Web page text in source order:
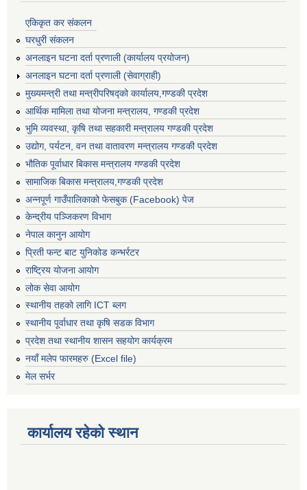
एकिकृत कर संकलन
घरधुरी संकलन
अनलाइन घटना दर्ता प्रणाली (कार्यालय प्रयोजन)
अनलाइन घटना दर्ता प्रणाली (सेवाग्राही)
मुख्यमन्त्री तथा मन्त्रीपरिषद्को कार्यालय,गण्डकी प्रदेश
आर्थिक मामिला तथा योजना मन्त्रालय, गण्डकी प्रदेश
भुमि व्यवस्था, कृषि तथा सहकारी मन्त्रालय गण्डकी प्रदेश
उद्योग, पर्यटन, वन तथा वातावरण मन्त्रालय गण्डकी प्रदेश
भौतिक पूर्वाधार बिकास मन्त्रालय गण्डकी प्रदेश
सामाजिक बिकास मन्त्रालय,गण्डकी प्रदेश
अन्नपूर्ण गाउँपालिकाको फेसबुक (Facebook) पेज
केन्द्रीय पञ्जिकरण विभाग
नेपाल कानुन आयोग
प्रिती फन्ट बाट युनिकोड कन्भर्रटर
राष्ट्रिय योजना आयोग
लोक सेवा आयोग
स्थानीय तहको लागि ICT ब्लग
स्थानीय पूर्वाधार तथा कृषि सडक विभाग
प्रदेश तथा स्थानीय शासन सहयोग कार्यक्रम
नयाँ मलेप फारमहरु (Excel file)
मेल सर्भर
कार्यालय रहेको स्थान